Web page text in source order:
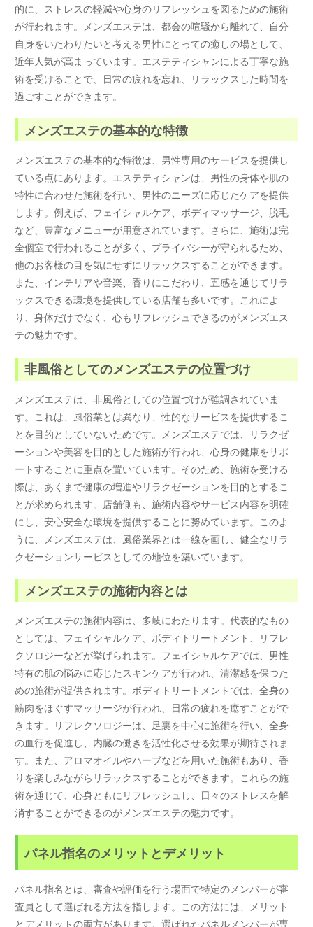
的に、ストレスの軽減や心身のリフレッシュを図るための施術
が行われます。メンズエステは、都会の喧騒から離れて、自分
自身をいたわりたいと考える男性にとっての癒しの場として、
近年人気が高まっています。エステティシャンによる丁寧な施
術を受けることで、日常の疲れを忘れ、リラックスした時間を
過ごすことができます。
メンズエステの基本的な特徴
メンズエステの基本的な特徴は、男性専用のサービスを提供し
ている点にあります。エステティシャンは、男性の身体や肌の
特性に合わせた施術を行い、男性のニーズに応じたケアを提供
します。例えば、フェイシャルケア、ボディマッサージ、脱毛
など、豊富なメニューが用意されています。さらに、施術は完
全個室で行われることが多く、プライバシーが守られるため、
他のお客様の目を気にせずにリラックスすることができます。
また、インテリアや音楽、香りにこだわり、五感を通じてリラ
ックスできる環境を提供している店舗も多いです。これによ
り、身体だけでなく、心もリフレッシュできるのがメンズエス
テの魅力です。
非風俗としてのメンズエステの位置づけ
メンズエステは、非風俗としての位置づけが強調されていま
す。これは、風俗業とは異なり、性的なサービスを提供するこ
とを目的としていないためです。メンズエステでは、リラクゼ
ーションや美容を目的とした施術が行われ、心身の健康をサポ
ートすることに重点を置いています。そのため、施術を受ける
際は、あくまで健康の増進やリラクゼーションを目的とするこ
とが求められます。店舗側も、施術内容やサービス内容を明確
にし、安心安全な環境を提供することに努めています。このよ
うに、メンズエステは、風俗業界とは一線を画し、健全なリラ
クゼーションサービスとしての地位を築いています。
メンズエステの施術内容とは
メンズエステの施術内容は、多岐にわたります。代表的なもの
としては、フェイシャルケア、ボディトリートメント、リフレ
クソロジーなどが挙げられます。フェイシャルケアでは、男性
特有の肌の悩みに応じたスキンケアが行われ、清潔感を保つた
めの施術が提供されます。ボディトリートメントでは、全身の
筋肉をほぐすマッサージが行われ、日常の疲れを癒すことがで
きます。リフレクソロジーは、足裏を中心に施術を行い、全身
の血行を促進し、内臓の働きを活性化させる効果が期待されま
す。また、アロマオイルやハーブなどを用いた施術もあり、香
りを楽しみながらリラックスすることができます。これらの施
術を通じて、心身ともにリフレッシュし、日々のストレスを解
消することができるのがメンズエステの魅力です。
パネル指名のメリットとデメリット
パネル指名とは、審査や評価を行う場面で特定のメンバーが審
査員として選ばれる方法を指します。この方法には、メリット
とデメリットの両方があります。選ばれたパネルメンバーが専